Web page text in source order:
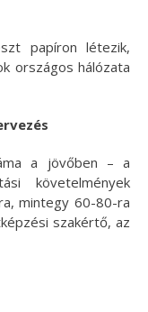
papíron létezik,
országos hálózata
a jövőben – a
követelmények
mintegy 60-80-ra
szakértő, az